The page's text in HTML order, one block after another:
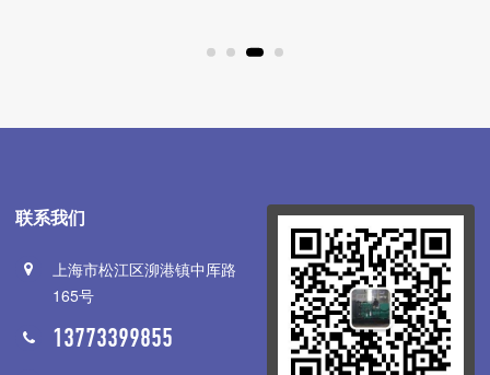
联系我们
上海市松江区泖港镇中厍路
165号
13773399855